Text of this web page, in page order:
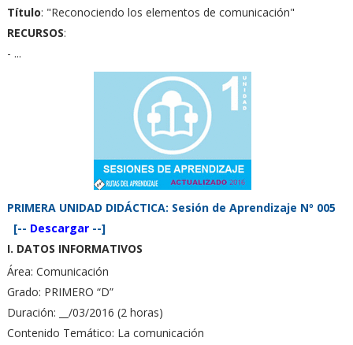
Título: "Reconociendo los elementos de comunicación"
RECURSOS:
- ...
PRIMERA UNIDAD DIDÁCTICA: Sesión de Aprendizaje Nº 005
[-- Descargar--]
I. DATOS INFORMATIVOS
Área: Comunicación
Grado: PRIMERO “D”
Duración: __/03/2016 (2 horas)
Contenido Temático: La comunicación